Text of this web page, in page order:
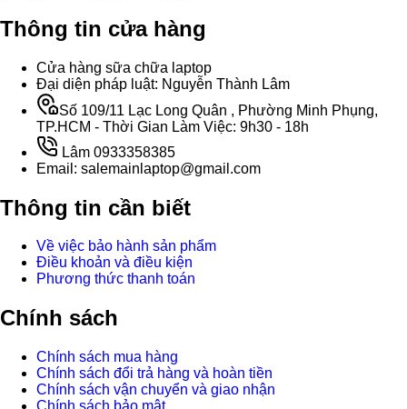
Thông tin cửa hàng
Cửa hàng sữa chữa laptop
Đại diện pháp luật: Nguyễn Thành Lâm
Số 109/11 Lạc Long Quân , Phường Minh Phụng,
TP.HCM - Thời Gian Làm Việc: 9h30 - 18h
Lâm 0933358385
Email: salemainlaptop@gmail.com
Thông tin cần biết
Về việc bảo hành sản phẩm
Điều khoản và điều kiện
Phương thức thanh toán
Chính sách
Chính sách mua hàng
Chính sách đổi trả hàng và hoàn tiền
Chính sách vận chuyển và giao nhận